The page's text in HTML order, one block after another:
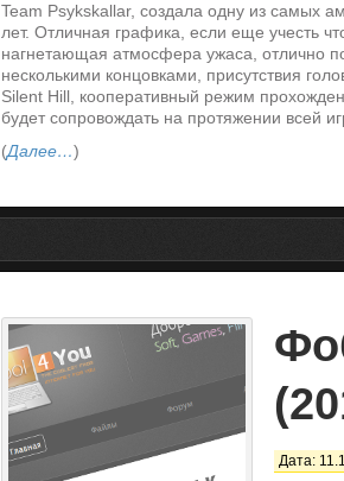
Team Psykskallar, создала одну из самых
лет. Отличная графика, если еще учесть
нагнетающая атмосфера ужаса, отлично
несколькими концовками, присутствия
Silent Hill, кооперативный режим
будет сопровождать на протяжении всей
(Далее…)
Дата: